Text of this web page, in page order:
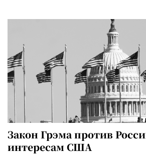
Закон Грэма против
интересам США